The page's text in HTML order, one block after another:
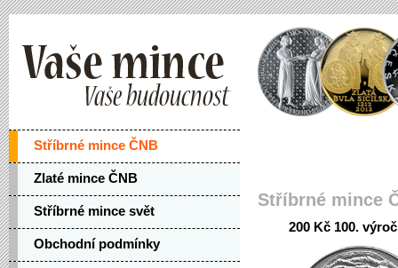
Stříbrné mince ČNB
Zlaté mince ČNB
Stříbrné mince svět
Obchodní podmínky
Stříbrné mince
200 Kč 100.